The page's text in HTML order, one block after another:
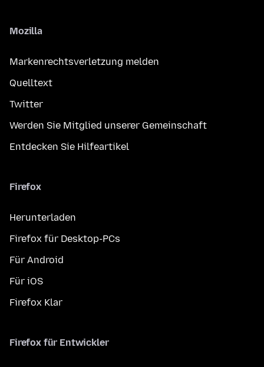
Mozilla
Markenrechtsverletzung melden
Quelltext
Twitter
Werden Sie Mitglied unserer Gemeinschaft
Entdecken Sie Hilfeartikel
Firefox
Herunterladen
Firefox für Desktop-PCs
Für Android
Für iOS
Firefox Klar
Firefox für Entwickler